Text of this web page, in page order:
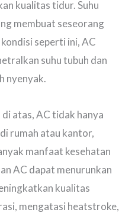
kualitas tidur. Suhu
membuat seseorang
seperti ini, AC
suhu tubuh dan
nyenyak.
atas, AC tidak hanya
rumah atau kantor,
manfaat kesehatan
AC dapat menurunkan
kualitas
mengatasi heatstroke,